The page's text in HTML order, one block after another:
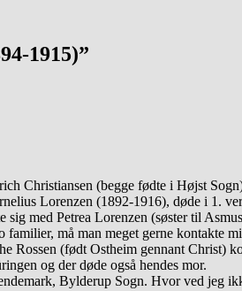
1915)”
Christiansen (begge fødte i Højst
Lorenzen (1892-1916), døde i 1.
med Petrea Lorenzen (søster til
må man meget gerne kontakte
(født Ostheim gennant Christ)
og der døde også hendes mor.
Bylderup Sogn. Hvor ved jeg